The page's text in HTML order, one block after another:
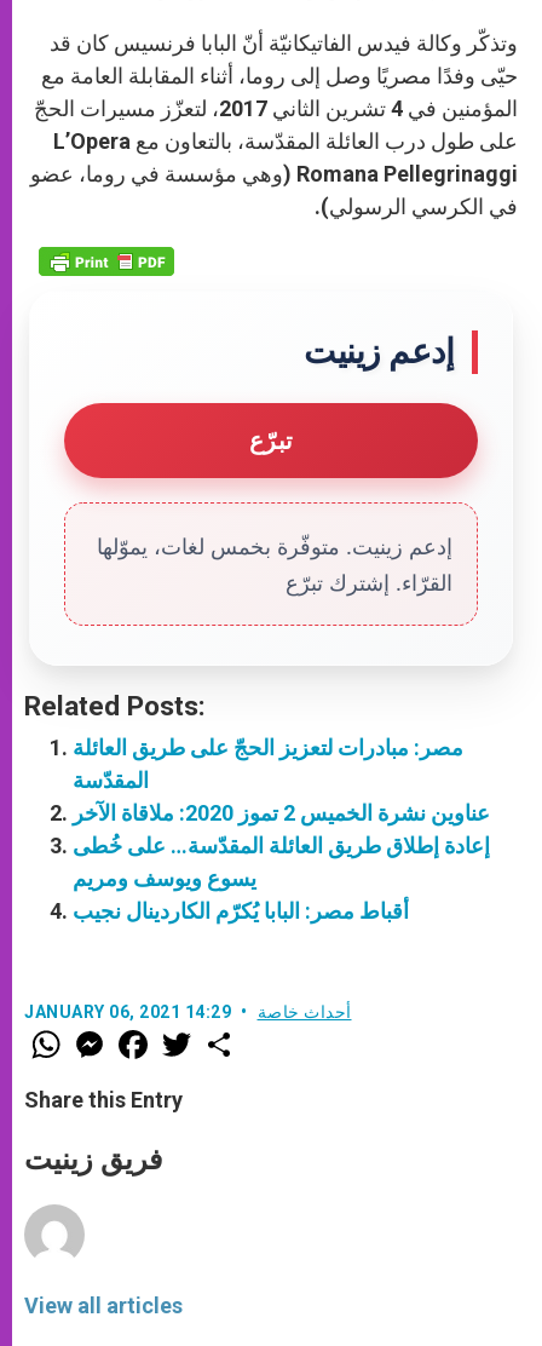
وتذكّر وكالة فيدس الفاتيكانيّة أنّ البابا فرنسيس كان قد
حيّى وفدًا مصريًا وصل إلى روما، أثناء المقابلة العامة مع
المؤمنين في 4 تشرين الثاني 2017، لتعزّز مسيرات الحجّ
على طول درب العائلة المقدّسة، بالتعاون مع L’Opera
Romana Pellegrinaggi (وهي مؤسسة في روما، عضو
في الكرسي الرسولي).
إدعم زينيت
تبرّع
إدعم زينيت. متوفّرة بخمس لغات، يموّلها
القرّاء. إشترك تبرّع
Related Posts:
مصر: مبادرات لتعزيز الحجّ على طريق العائلة
المقدّسة
عناوين نشرة الخميس 2 تموز 2020: ملاقاة الآخر
إعادة إطلاق طريق العائلة المقدّسة… على خُطى
يسوع ويوسف ومريم
أقباط مصر: البابا يُكرّم الكاردينال نجيب
JANUARY 06, 2021 14:29 أحداث خاصة
W
h
t
s
p
p
M
e
s
e
g
e
F
a
e
b
o
k
w
Share this Entry
فريق زينيت
View all articles